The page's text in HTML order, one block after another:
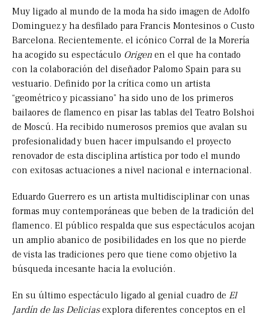
Muy ligado al mundo de la moda ha sido imagen de Adolfo
Dominguez y ha desfilado para Francis Montesinos o Custo
Barcelona. Recientemente, el icónico Corral de la Morería
ha acogido su espectáculo Origen en el que ha contado
con la colaboración del diseñador Palomo Spain para su
vestuario. Definido por la crítica como un artista
“geométrico y picassiano” ha sido uno de los primeros
bailaores de flamenco en pisar las tablas del Teatro Bolshoi
de Moscú. Ha recibido numerosos premios que avalan su
profesionalidad y buen hacer impulsando el proyecto
renovador de esta disciplina artística por todo el mundo
con exitosas actuaciones a nivel nacional e internacional.
Eduardo Guerrero es un artista multidisciplinar con unas
formas muy contemporáneas que beben de la tradición del
flamenco. El público respalda que sus espectáculos acojan
un amplio abanico de posibilidades en los que no pierde
de vista las tradiciones pero que tiene como objetivo la
búsqueda incesante hacia la evolución.
En su último espectáculo ligado al genial cuadro de El
Jardín de las Deliciasexplora diferentes conceptos en el